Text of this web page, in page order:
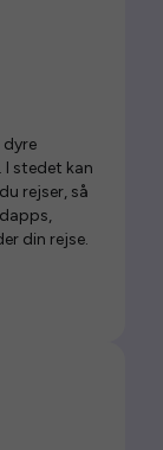
dyre
stedet kan
rejser, så
din rejse.